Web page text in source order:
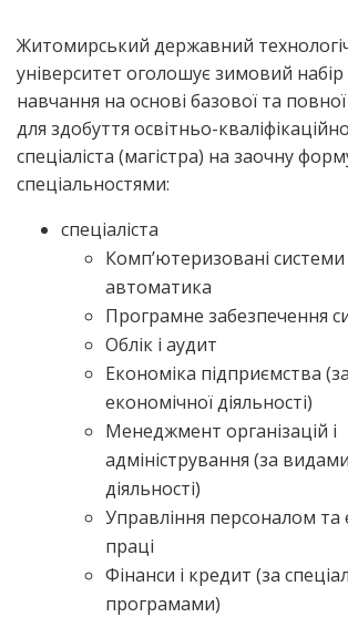
Житомирський державний
університет оголошує зимовий набір
навчання на основі базової та
для здобуття освітньо-
спеціаліста (магістра) на заочну
спеціальностями:
спеціаліста
Комп’ютеризовані системи
автоматика
Програмне забезпечення
Облік і аудит
Економіка підприємства
економічної діяльності)
Менеджмент організацій і
адміністрування (за
діяльності)
Управління персоналом та
праці
Фінанси і кредит (за
програмами)